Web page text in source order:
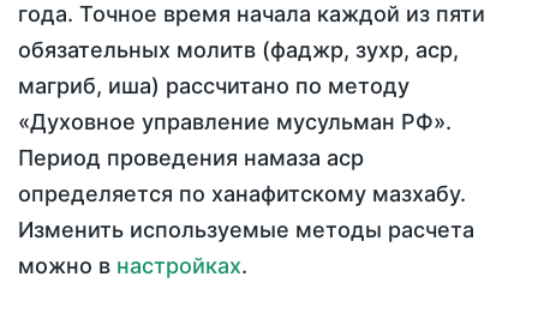
года. Точное время начала каждой из пяти
обязательных молитв (фаджр, зухр, аср,
магриб, иша) рассчитано по методу
«Духовное управление мусульман РФ».
Период проведения намаза аср
определяется по ханафитскому мазхабу.
Изменить используемые методы расчета
можно в настройках.